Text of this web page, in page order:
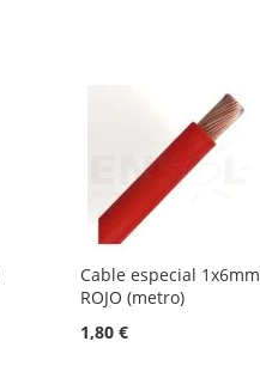
Cable especial 1x6mm
ROJO (metro)
1,80 €